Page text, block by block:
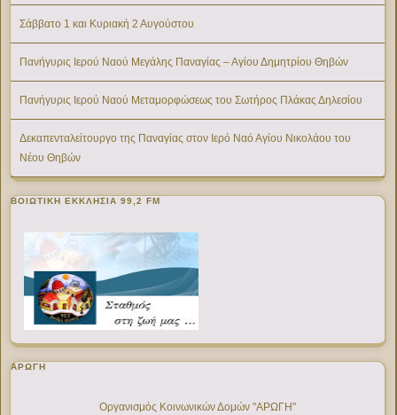
Σάββατο 1 και Κυριακή 2 Αυγούστου
Πανήγυρις Ιερού Ναού Μεγάλης Παναγίας – Αγίου Δημητρίου Θηβών
Πανήγυρις Ιερού Ναού Μεταμορφώσεως του Σωτήρος Πλάκας Δηλεσίου
Δεκαπενταλείτουργο της Παναγίας στον Ιερό Ναό Αγίου Νικολάου του
Νέου Θηβών
ΒΟΙΩΤΙΚΉ ΕΚΚΛΗΣΊΑ 99,2 FM
ΑΡΩΓΗ
Οργανισμός Κοινωνικών Δομών "ΑΡΩΓΗ"